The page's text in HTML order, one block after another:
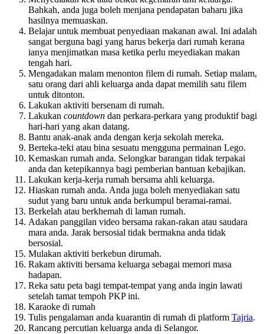
Bahkah, anda juga boleh menjana pendapatan baharu jika
hasilnya memuaskan.
Belajar untuk membuat penyediaan makanan awal. Ini adalah
sangat berguna bagi yang harus bekerja dari rumah kerana
ianya menjimatkan masa ketika perlu meyediakan makan
tengah hari.
Mengadakan malam menonton filem di rumah. Setiap malam,
satu orang dari ahli keluarga anda dapat memilih satu filem
untuk ditonton.
Lakukan aktiviti bersenam di rumah.
Lakukan countdown dan perkara-perkara yang produktif bagi
hari-hari yang akan datang.
Bantu anak-anak anda dengan kerja sekolah mereka.
Berteka-teki atau bina sesuatu mengguna permainan Lego.
Kemaskan rumah anda. Selongkar barangan tidak terpakai
anda dan ketepikannya bagi pemberian bantuan kebajikan.
Lakukan kerja-kerja rumah bersama ahli keluarga.
Hiaskan rumah anda. Anda juga boleh menyediakan satu
sudut yang baru untuk anda berkumpul beramai-ramai.
Berkelah atau berkhemah di laman rumah.
Adakan panggilan video bersama rakan-rakan atau saudara
mara anda. Jarak bersosial tidak bermakna anda tidak
bersosial.
Mulakan aktiviti berkebun dirumah.
Rakam aktiviti bersama keluarga sebagai memori masa
hadapan.
Reka satu peta bagi tempat-tempat yang anda ingin lawati
setelah tamat tempoh PKP ini.
Karaoke di rumah
Tulis pengalaman anda kuarantin di rumah di platform Tajria.
Rancang percutian keluarga anda di Selangor.